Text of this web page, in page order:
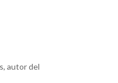
autor del